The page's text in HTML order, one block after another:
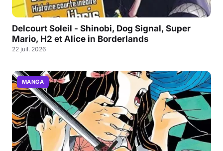
Delcourt Soleil - Shinobi, Dog Signal, Super
Mario, H2 et Alice in Borderlands
22 juil. 2026
MANGA